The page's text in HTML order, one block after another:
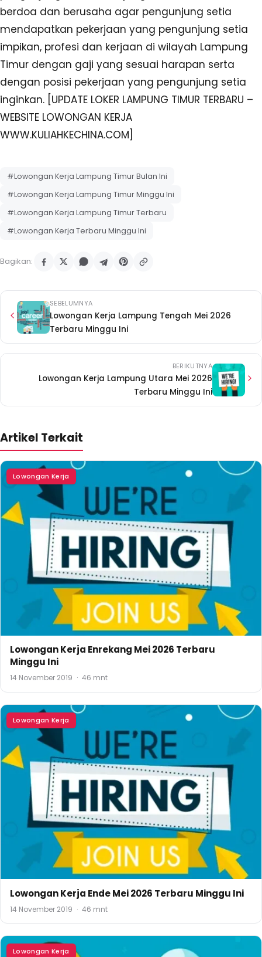
berdoa dan berusaha agar pengunjung setia
mendapatkan pekerjaan yang pengunjung setia
impikan, profesi dan kerjaan di wilayah Lampung
Timur dengan gaji yang sesuai harapan serta
dengan posisi pekerjaan yang pengunjung setia
inginkan. [UPDATE LOKER LAMPUNG TIMUR TERBARU –
WEBSITE LOWONGAN KERJA
WWW.KULIAHKECHINA.COM]
#Lowongan Kerja Lampung Timur Bulan Ini
#Lowongan Kerja Lampung Timur Minggu Ini
#Lowongan Kerja Lampung Timur Terbaru
#Lowongan Kerja Terbaru Minggu Ini
Bagikan:
SEBELUMNYA
Lowongan Kerja Lampung Tengah Mei 2026
Terbaru Minggu Ini
BERIKUTNYA
Lowongan Kerja Lampung Utara Mei 2026
Terbaru Minggu Ini
Artikel Terkait
Lowongan Kerja
Lowongan Kerja Enrekang Mei 2026 Terbaru
Minggu Ini
14 November 2019 · 46 mnt
Lowongan Kerja
Lowongan Kerja Ende Mei 2026 Terbaru Minggu Ini
14 November 2019 · 46 mnt
Lowongan Kerja